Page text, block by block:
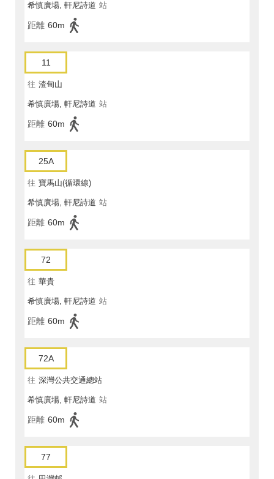
希慎廣場, 軒尼詩道 站
距離 60m
11
往 渣甸山
希慎廣場, 軒尼詩道 站
距離 60m
25A
往 寶馬山(循環線)
希慎廣場, 軒尼詩道 站
距離 60m
72
往 華貴
希慎廣場, 軒尼詩道 站
距離 60m
72A
往 深灣公共交通總站
希慎廣場, 軒尼詩道 站
距離 60m
77